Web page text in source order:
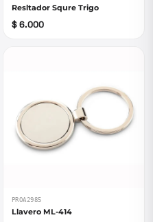
Resltador Squre Trigo
$ 6.000
PROA2985
Llavero ML-414